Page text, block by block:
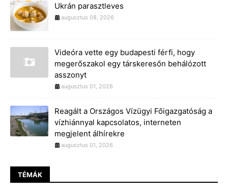
Ukrán parasztleves
augusztus 08, 2026
Videóra vette egy budapesti férfi, hogy
megerőszakol egy társkeresőn behálózott
asszonyt
augusztus 01, 2026
Reagált a Országos Vízügyi Főigazgatóság a
vízhiánnyal kapcsolatos, interneten
megjelent álhírekre
augusztus 01, 2026
TÉMÁK